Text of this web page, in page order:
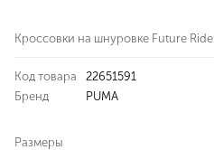
Кроссовки на шнуровке Future
Код товара
22651591
Бренд
PUMA
Размеры